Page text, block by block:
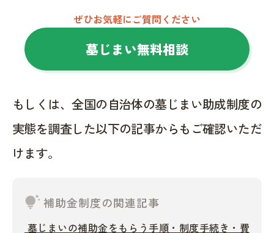
ぜひお気軽にご質問ください
墓じまい無料相談
もしくは、全国の自治体の墓じまい助成制度の
実態を調査した以下の記事からもご確認いただ
けます。
tips_and_updates補助金制度の関連記事
墓じまいの補助金をもらう手順・制度手続き・費